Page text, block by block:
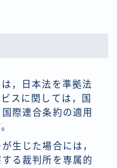
，日本法を準拠法
スに関しては，国
際連合条約の適用
生じた場合には，
る裁判所を専属的